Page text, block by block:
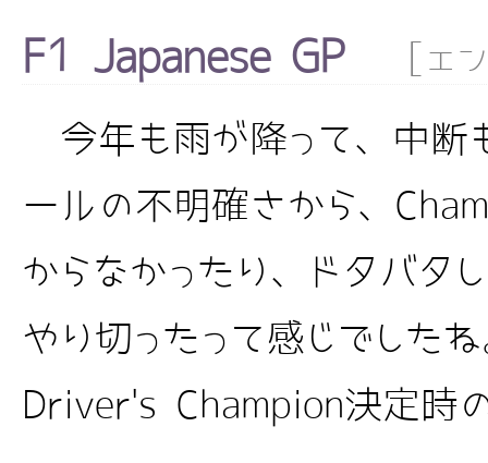
F1 Japanese GP エ
今年も雨が降って、中断
ールの不明確さから、
からなかったり、ドタバタ
やり切ったって感じでした
Driver's Champion決定時